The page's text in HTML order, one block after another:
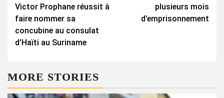
Victor Prophane réussit à
faire nommer sa
concubine au consulat
d’Haïti au Suriname
plusieurs mois
d’emprisonnement
MORE STORIES